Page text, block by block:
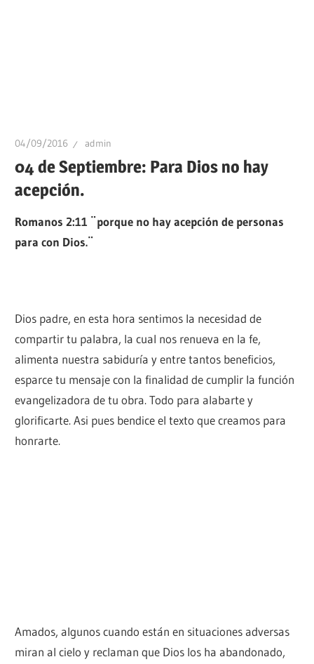
04/09/2016 admin
04 de Septiembre: Para Dios no hay
acepción.
Romanos 2:11 ¨porque no hay acepción de personas
para con Dios.¨
Dios padre, en esta hora sentimos la necesidad de
compartir tu palabra, la cual nos renueva en la fe,
alimenta nuestra sabiduría y entre tantos beneficios,
esparce tu mensaje con la finalidad de cumplir la función
evangelizadora de tu obra. Todo para alabarte y
glorificarte. Asi pues bendice el texto que creamos para
honrarte.
Amados, algunos cuando están en situaciones adversas
miran al cielo y reclaman que Dios los ha abandonado,